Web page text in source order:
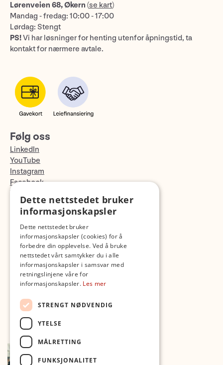
Lørenveien 68, Økern (se kart)
Mandag - fredag: 10:00 - 17:00
Lørdag: Stengt
PS!Vi har løsninger for henting utenfor åpningstid, ta
kontakt for nærmere avtale.
Følg oss
LinkedIn
YouTube
Instagram
Facebook
TikTok
Fotopodden
Med forbehold om skrive- og lagerfeil
Dette nettstedet bruker
informasjonskapsler
Dette nettstedet bruker
informasjonskapsler (cookies) for å
forbedre din opplevelse. Ved å bruke
nettstedet vårt samtykker du i alle
informasjonskapsler i samsvar med
retningslinjene våre for
informasjonskapsler. Les mer
STRENGT NØDVENDIG
YTELSE
MÅLRETTING
FUNKSJONALITET